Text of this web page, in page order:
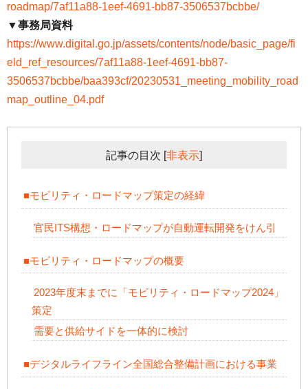
roadmap/7af11a88-1eef-4691-bb87-3506537bcbbe/
▼事務局資料
https://www.digital.go.jp/assets/contents/node/basic_page/fi
eld_ref_resources/7af11a88-1eef-4691-bb87-
3506537bcbbe/baa393cf/20230531_meeting_mobility_road
map_outline_04.pdf
記事の目次 [非表示]
■モビリティ・ロードマップ策定の経緯
官民ITS構想・ロードマップが自動運転開発をけん引
■モビリティ・ロードマップの概要
2023年度末までに「モビリティ・ロードマップ2024」
策定
需要と供給サイドを一体的に検討
■デジタルライフライン全国総合整備計画における事業